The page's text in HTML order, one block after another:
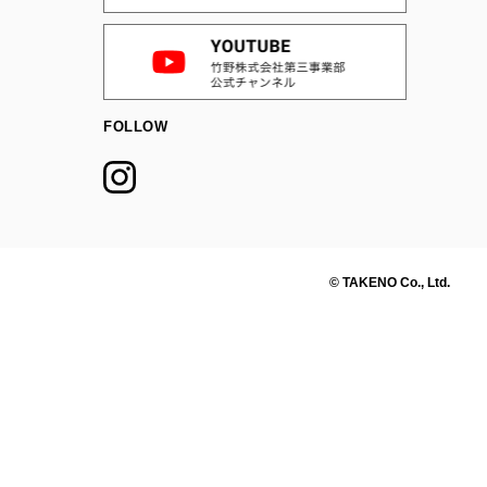
FOLLOW
© TAKENO Co., Ltd.